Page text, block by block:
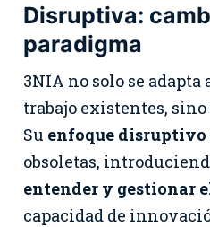
Disruptiva:
paradigma
3NIA no solo se adapta
trabajo existentes,
Su enfoque disruptivo
obsoletas,
entender y gestionar
capacidad de